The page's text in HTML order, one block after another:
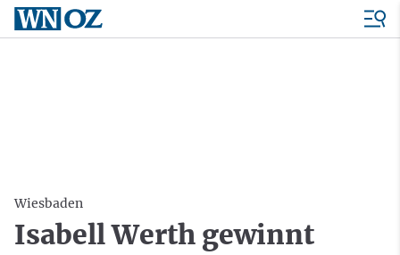
Wiesbaden
Isabell Werth gewinnt